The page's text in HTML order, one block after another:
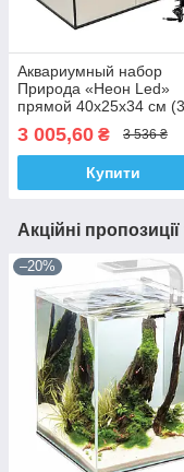
Аквариумный набор
Природа «Неон Led»
прямой 40х25х34 см
3 005,60 ₴ 3 536 ₴
Купити
Акційні
–20%